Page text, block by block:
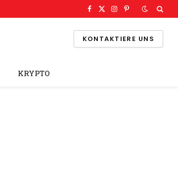
Facebook
X
Instagram
Pinterest
KONTAKTIERE UNS
KRYPTO